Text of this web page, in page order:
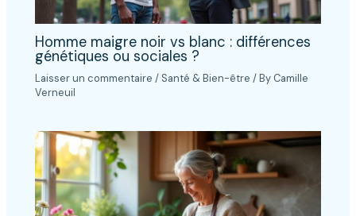
Homme maigre noir vs blanc : différences
génétiques ou sociales ?
Laisser un commentaire / Santé & Bien-être / By Camille
Verneuil